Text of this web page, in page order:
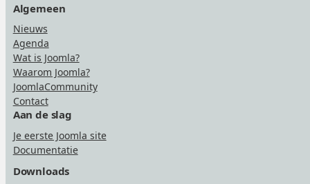
Algemeen
Nieuws
Agenda
Wat is Joomla?
Waarom Joomla?
JoomlaCommunity
Contact
Aan de slag
Je eerste Joomla site
Documentatie
Downloads